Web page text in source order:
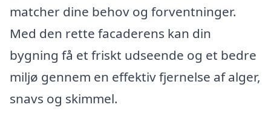
matcher dine behov og forventninger.
Med den rette facaderens kan din
bygning få et friskt udseende og et bedre
miljø gennem en effektiv fjernelse af alger,
snavs og skimmel.